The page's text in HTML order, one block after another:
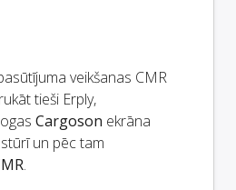
veikšanas CMR
tieši Erply,
Cargoson ekrāna
un pēc tam
.